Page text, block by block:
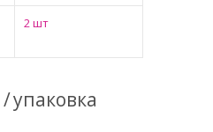
2 шт
/упаковка